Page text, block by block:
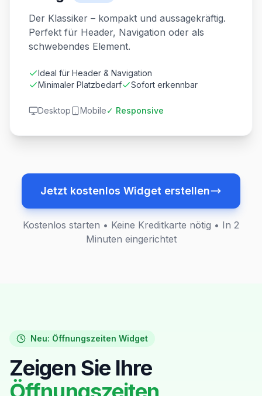
Der Klassiker – kompakt und aussagekräftig.
Perfekt für Header, Navigation oder als
schwebendes Element.
Ideal für Header & Navigation
Minimaler Platzbedarf
Sofort erkennbar
Desktop Mobile✓ Responsive
Jetzt kostenlos Widget erstellen
Kostenlos starten • Keine Kreditkarte nötig • In 2
Minuten eingerichtet
Neu: Öffnungszeiten Widget
Zeigen Sie Ihre